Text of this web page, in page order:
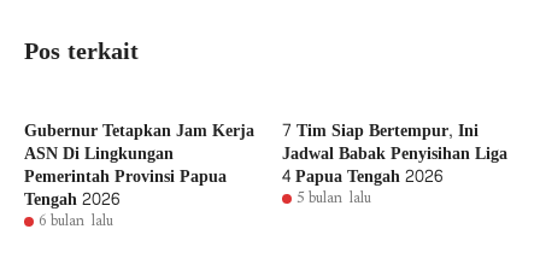
Pos terkait
Gubernur Tetapkan Jam Kerja
ASN Di Lingkungan
Pemerintah Provinsi Papua
Tengah 2026
6 bulan lalu
7 Tim Siap Bertempur, Ini
Jadwal Babak Penyisihan Liga
4 Papua Tengah 2026
5 bulan lalu